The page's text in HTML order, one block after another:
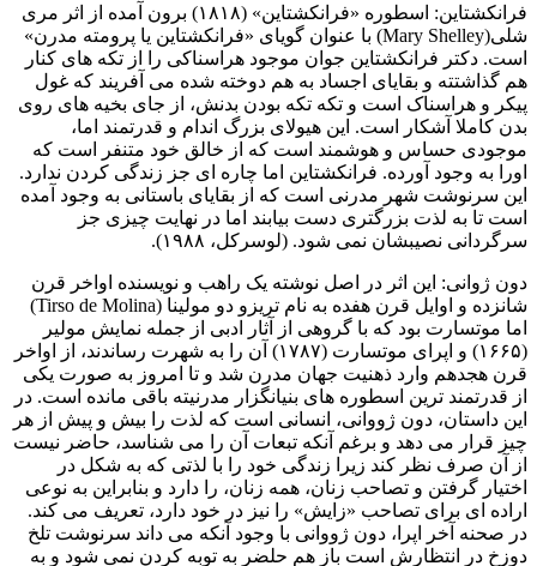
فرانکشتاین: اسطوره «فرانکشتاین» (۱۸۱۸) برون آمده از اثر مری
شلی(Mary Shelley) با عنوان گویای «فرانکشتاین یا پرومته مدرن»
است. دکتر فرانکشتاین جوان موجود هراسناکی را از تکه های کنار
هم گذاشتته و بقایای اجساد به هم دوخته شده می آفریند که غول
پیکر و هراسناک است و تکه تکه بودن بدنش، از جای بخیه های روی
بدن کاملا آشکار است. این هیولای بزرگ اندام و قدرتمند اما،
موجودی حساس و هوشمند است که از خالق خود متنفر است که
اورا به وجود آورده. فرانکشتاین اما چاره ای جز زندگی کردن ندارد.
این سرنوشت شهر مدرنی است که از بقایای باستانی به وجود آمده
است تا به لذت بزرگتری دست بیابند اما در نهایت چیزی جز
سرگردانی نصیبشان نمی شود. (لوسرکل، ۱۹۸۸).
دون ژوانی: این اثر در اصل نوشته یک راهب و نویسنده اواخر قرن
شانزده و اوایل قرن هفده به نام تریزو دو مولینا (Tirso de Molina)
اما موتسارت بود که با گروهی از آثار ادبی از جمله نمایش مولیر
(۱۶۶۵) و اپرای موتسارت (۱۷۸۷) آن را به شهرت رساندند، از اواخر
قرن هجدهم وارد ذهنیت جهان مدرن شد و تا امروز به صورت یکی
از قدرتمند ترین اسطوره های بنیانگزار مدرنیته باقی مانده است. در
این داستان، دون ژووانی، انسانی است که لذت را بیش و پیش از هر
چیز قرار می دهد و برغم آنکه تبعات آن را می شناسد، حاضر نیست
از آن صرف نظر کند زیرا زندگی خود را با لذتی که به شکل در
اختیار گرفتن و تصاحب زنان، همه زنان، را دارد و بنابراین به نوعی
اراده ای برای تصاحب «زایش» را نیز در خود دارد، تعریف می کند.
در صحنه آخر اپرا، دون ژووانی با وجود آنکه می داند سرنوشت تلخ
دوزخ در انتظارش است باز هم حلضر به توبه کردن نمی شود و به